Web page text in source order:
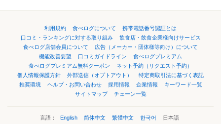
利用規約 食べログについて
携帯電話番号認証とは
口コミ・ランキングに対する取り組み
飲食店・飲食企業様向けサービス
食べログ店舗会員について
広告（メーカー・団体様等向け）について
機能改善要望
口コミガイドライン
食べログプレミアム
食べログプレミアム無料クーポン
ネット予約（リクエスト予約）
個人情報保護方針
外部送信（オプトアウト）
特定商取引法に基づく表記
推奨環境
ヘルプ・お問い合わせ 採用情報 企業情報
キーワード一覧
サイトマップ
チェーン一覧
言語： English 简体中文 繁體中文 한국어 日本語